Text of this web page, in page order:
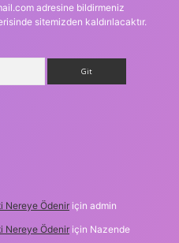
adresine bildirmeniz
sitemizden kaldırılacaktır.
Nereye Ödenir için admin
Nereye Ödenir için Nazende